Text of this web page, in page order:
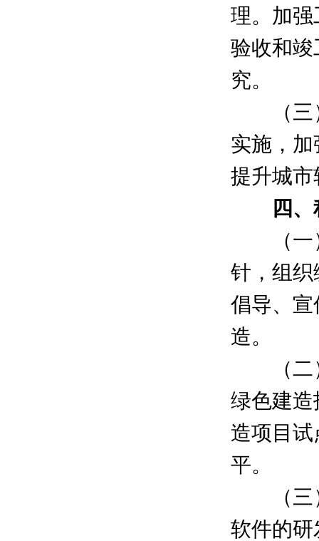
理。加
验收和
究。
（三）
实施，
提升城
四、积
（一）
针，组
倡导、
造。
（二）
绿色建
造项目
平。
（三）
软件的